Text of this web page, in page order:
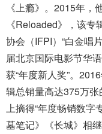
《上瘾》。2015年，
《Reloaded》，该
协会（IFPI）“白金唱
届北京国际电影节华
获“年度新人奖”。
辑总销量高达375万
上摘得“年度畅销数字
墓笔记》《长城》相